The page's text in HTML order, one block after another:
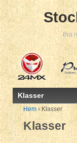
Bra
Klasser
Hem › Klasser
Klasser